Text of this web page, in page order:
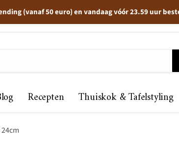
(vanaf 50 euro) en vandaag vóór 23.59 uur
Recepten Thuiskok & Tafelstyling